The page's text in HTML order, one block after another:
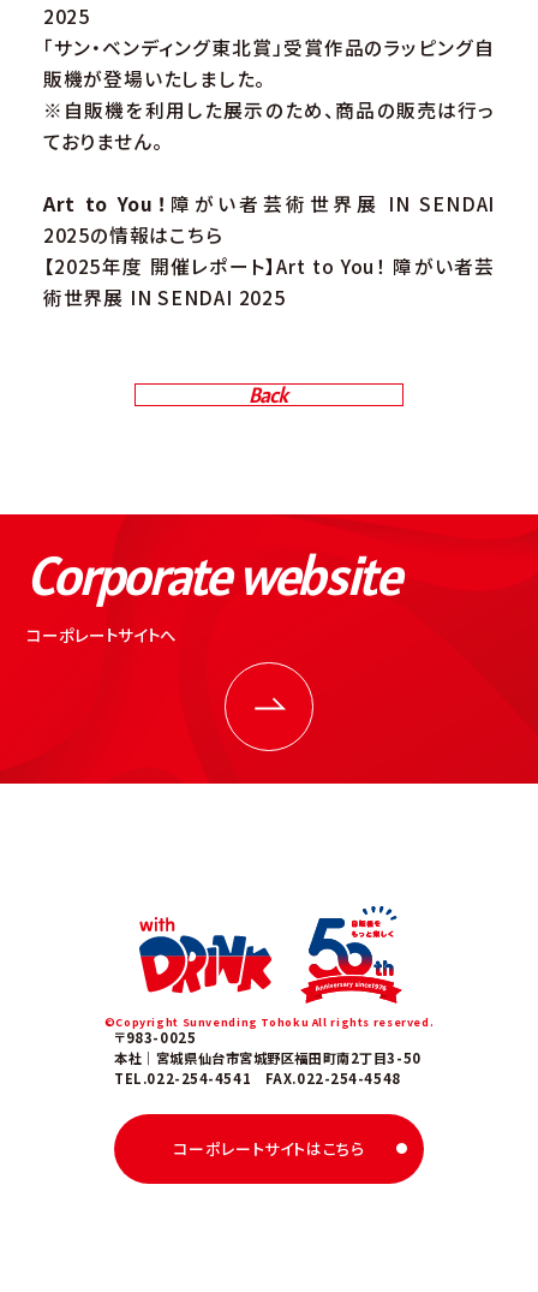
2025
「サン・ベンディング東北賞」受賞作品のラッピング自
販機が登場いたしました。
※自販機を利用した展示のため、商品の販売は行っ
ておりません。
Art to You！ 障がい者芸術世界展 IN SENDAI
2025の情報はこちら
【2025年度 開催レポート】Art to You！ 障がい者芸
術世界展 IN SENDAI 2025
Back
Corporate website
コーポレートサイトへ
©Copyright Sunvending Tohoku All rights reserved.
〒983-0025
本社｜宮城県仙台市宮城野区福田町南2丁目3-50
TEL.022-254-4541 FAX.022-254-4548
コーポレートサイトはこちら